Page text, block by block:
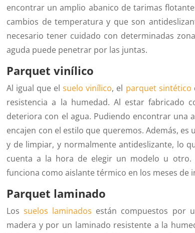
encontrar un amplio abanico de tarimas
cambios de temperatura y que son
necesario tener cuidado con determinadas
aguda puede penetrar por las juntas.
Parquet vinílico
Al igual que elsuelo vinílico, el parquet sintético
resistencia a la humedad. Al estar fabricado
deteriora con el agua. Pudiendo encontrar una
encajen con el estilo que queremos. Además,
y de limpiar, y normalmente antideslizante, lo
cuenta a la hora de elegir un modelo u
funciona como aislante térmico en los meses de
Parquet laminado
Lossuelos laminados están compuestos por
madera y por un laminado resistente a la